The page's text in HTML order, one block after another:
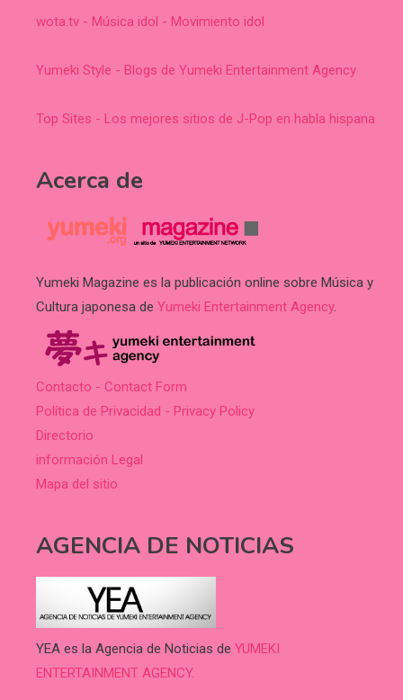
wota.tv - Música idol - Movimiento idol
Yumeki Style - Blogs de Yumeki Entertainment Agency
Top Sites - Los mejores sitios de J-Pop en habla hispana
Acerca de
Yumeki Magazine es la publicación online sobre Música y
Cultura japonesa de Yumeki Entertainment Agency.
Contacto - Contact Form
Política de Privacidad - Privacy Policy
Directorio
información Legal
Mapa del sitio
AGENCIA DE NOTICIAS
YEA es la Agencia de Noticias de YUMEKI
ENTERTAINMENT AGENCY.